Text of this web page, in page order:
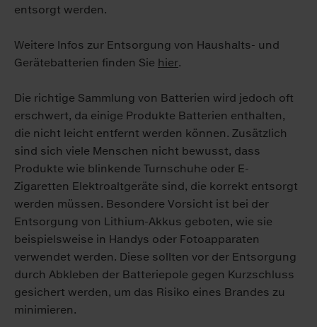
entsorgt werden.
Weitere Infos zur Entsorgung von Haushalts- und
Gerätebatterien finden Sie hier.
Die richtige Sammlung von Batterien wird jedoch oft
erschwert, da einige Produkte Batterien enthalten,
die nicht leicht entfernt werden können. Zu­sätzlich
sind sich viele Menschen nicht bewusst, dass
Produkte wie blin­kende Turnschuhe oder E-
Zigaretten Elektroaltgeräte sind, die korrekt entsorgt
werden müssen. Besondere Vorsicht ist bei der
Entsorgung von Lithium-Akkus geboten, wie sie
beispielsweise in Handys oder Fo­to­ap­pa­ra­ten
verwendet werden. Diese sollten vor der Entsorgung
durch Ab­kle­ben der Batteriepole gegen Kurzschluss
gesichert werden, um das Ri­si­ko eines Brandes zu
minimieren.